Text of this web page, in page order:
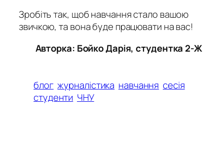
Зробіть так, щоб навчання стало вашою
звичкою, та вона буде працювати на вас!
Авторка: Бойко Дарія, студентка 2-Ж
блог журналістика навчання сесія
студенти ЧНУ